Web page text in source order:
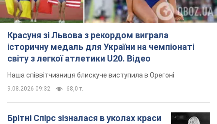
Красуня зі Львова з рекордом виграла
історичну медаль для України на чемпіонаті
світу з легкої атлетики U20. Відео
Наша співвітчизниця блискуче виступила в Орегоні
9.08.2026 09:32 68,0 т.
Брітні Спірс зізналася в уколах краси